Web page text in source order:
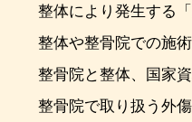
整体により発生する
整体や整骨院での施
整骨院と整体、国家
整骨院で取り扱う外